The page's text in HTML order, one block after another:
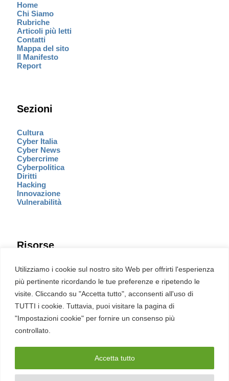
Utilizziamo i cookie sul nostro sito Web per offrirti l'esperienza
più pertinente ricordando le tue preferenze e ripetendo le
visite. Cliccando su "Accetta tutto", acconsenti all'uso di
TUTTI i cookie. Tuttavia, puoi visitare la pagina di
"Impostazioni cookie" per fornire un consenso più
controllato.
Accetta tutto
Home
Chi Siamo
Rubriche
Articoli più letti
Contatti
Mappa del sito
Il Manifesto
Report
Sezioni
Cultura
Cyber Italia
Cyber News
Cybercrime
Cyberpolitica
Diritti
Hacking
Innovazione
Vulnerabilità
Risorse
Eventi
Fumetto Cyber
Newsletter
Servizi
Pubblicità
English
Ultime CVE critiche
2026 – REDHOTCYBER Srl. Tutti i diritti riservati